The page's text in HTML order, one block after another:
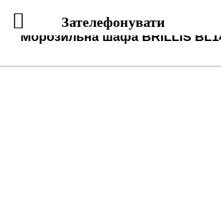
Морозильна шафа BRILLIS
Зателефонувати